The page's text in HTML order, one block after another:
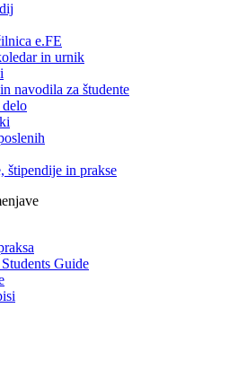
e.FE
in urnik
navodila za študente
štipendije in prakse
Guide